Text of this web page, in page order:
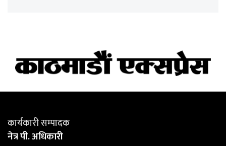
कार्यकारी सम्पादक
नेत्र पी. अधिकारी